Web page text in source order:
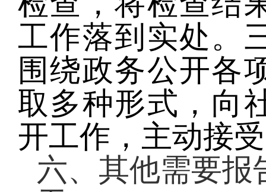
工作落到实处。
围绕政务公开各
取多种形式，向
开工作，主动接
六、其他需要报